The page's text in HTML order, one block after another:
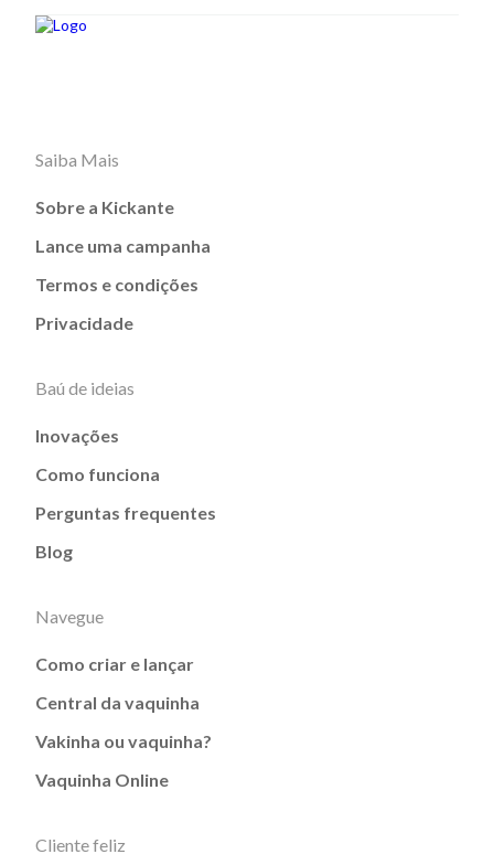
Saiba Mais
Sobre a Kickante
Lance uma campanha
Termos e condições
Privacidade
Baú de ideias
Inovações
Como funciona
Perguntas frequentes
Blog
Navegue
Como criar e lançar
Central da vaquinha
Vakinha ou vaquinha?
Vaquinha Online
Cliente feliz